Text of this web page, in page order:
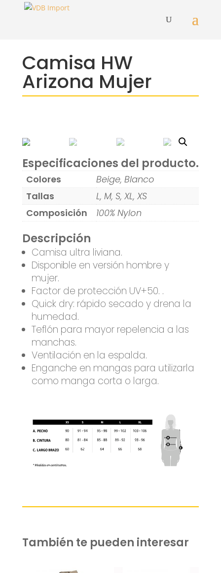
Camisa HW
Arizona Mujer
Especificaciones del producto.
Colores
Beige, Blanco
Tallas
L, M, S, XL, XS
Composición
100% Nylon
Descripción
Camisa ultra liviana.
Disponible en versión hombre y
mujer.
Factor de protección UV+50. .
Quick dry: rápido secado y drena la
humedad.
Teflón para mayor repelencia a las
manchas.
Ventilación en la espalda.
Enganche en mangas para utilizarla
como manga corta o larga.
También te pueden interesar
Related products